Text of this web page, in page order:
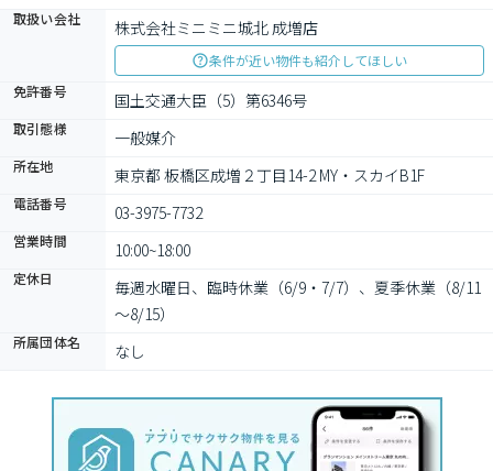
取扱い会社 株式会社ミニミニ城北 成増店
条件が近い物件も紹介してほしい
免許番号
国土交通大臣（5）第6346号
取引態様 一般媒介
所在地 東京都 板橋区成増２丁目14-2 MY・スカイB1F
電話番号 03-3975-7732
営業時間 10:00~18:00
定休日
毎週水曜日、臨時休業（6/9・7/7）、夏季休業（8/11
～8/15）
所属団体名 なし